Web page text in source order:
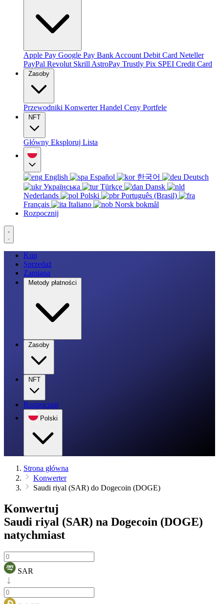
Apple Pay Google Pay Bank Account Debit Card Neteller
PayPal Revolut Skrill AstroPay Trustly Pix SPEI Credit Card
Zasoby
Przewodniki KonwerterHandel Ceny Portfele
NFT
Główny Eksploruj Lista
English Español 한국어
Deutsch
Українська
Türkçe
Dansk
Nederlands
Polski
Português (Brasil)
Français
Italiano
Norsk bokmål
Rozpocznij
Kup
Sprzedaż
Zamiana
Metody płatności
Zasoby
NFT
Rozpocznij
Polski
Strona główna
Konwerter
Saudi riyal (SAR) do Dogecoin (DOGE)
Konwertuj
Saudi riyal (SAR) na Dogecoin (DOGE)
natychmiast
SAR